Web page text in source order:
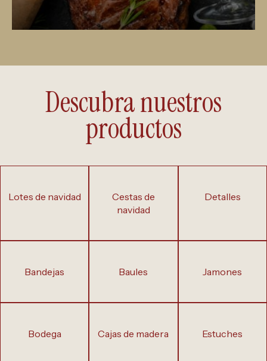
Descubra nuestros
productos
lotes de navidad
cestas de
navidad
detalles
bandejas baules jamones
bodega cajas de madera estuches